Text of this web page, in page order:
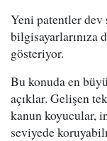
Yeni patentler dev
bilgisayarlarınıza
gösteriyor.
Bu konuda en
açıklar. Gelişen
kanun koyucular,
seviyede